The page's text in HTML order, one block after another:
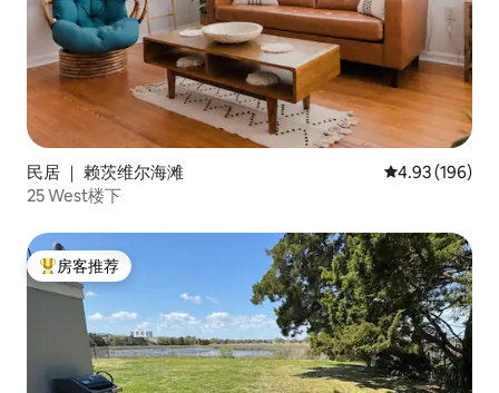
民居 ｜ 赖茨维尔海滩 平均评分 4.93
4.93 (196)
25 West楼下
热门「房客推荐」
房客推荐